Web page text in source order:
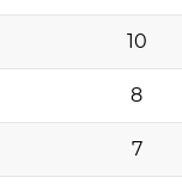
10
8
7